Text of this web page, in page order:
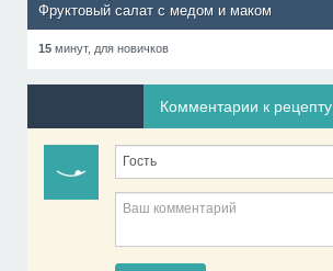
Фруктовый салат с медом и маком
15 минут, для новичков
Комментарии к рецепту